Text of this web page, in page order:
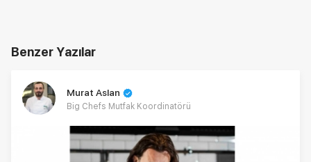
Benzer Yazılar
Murat Aslan
Big Chefs Mutfak Koordinatörü